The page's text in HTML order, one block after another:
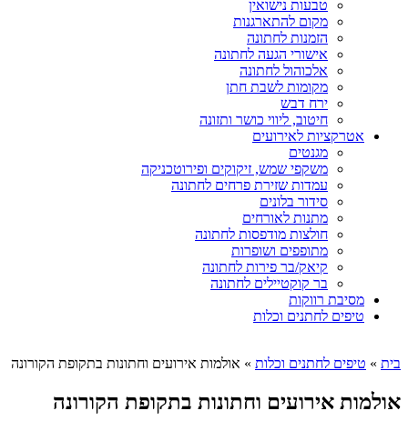
טבעות נישואין
מקום להתארגנות
הזמנות לחתונה
אישורי הגעה לחתונה
אלכוהול לחתונה
מקומות לשבת חתן
ירח דבש
חיטוב, ליווי כושר ותזונה
אטרקציות לאירועים
מגנטים
משקפי שמש, זיקוקים ופירוטכניקה
עמדות שזירת פרחים לחתונה
סידור בלונים
מתנות לאורחים
חולצות מודפסות לחתונה
מתופפים ושופרות
קיאק/בר פירות לחתונה
בר קוקטיילים לחתונה
מסיבת רווקות
טיפים לחתנים וכלות
בית » טיפים לחתנים וכלות » אולמות אירועים וחתונות בתקופת הקורונה
אולמות אירועים וחתונות בתקופת הקורונה